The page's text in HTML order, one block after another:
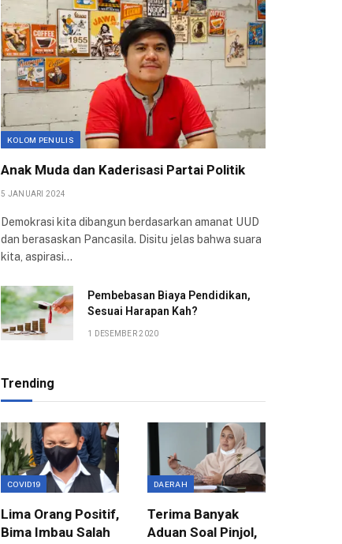
KOLOM PENULIS
Anak Muda dan Kaderisasi Partai Politik
5 JANUARI 2024
Demokrasi kita dibangun berdasarkan amanat UUD
dan berasaskan Pancasila. Disitu jelas bahwa suara
kita, aspirasi…
Pembebasan Biaya Pendidikan,
Sesuai Harapan Kah?
1 DESEMBER 2020
Trending
COVID19
Lima Orang Positif,
Bima Imbau Salah
DAERAH
Terima Banyak
Aduan Soal Pinjol,